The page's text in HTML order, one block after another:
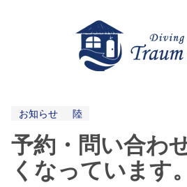
お知らせ 陸
予約・問い合わ
くなっています。